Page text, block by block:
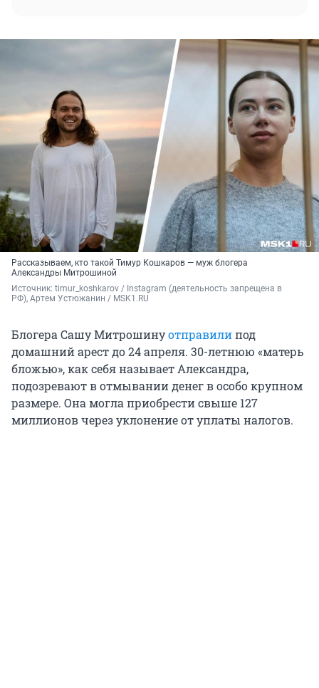
Рассказываем, кто такой Тимур Кошкаров — муж блогера
Александры Митрошиной
Источник: timur_koshkarov / Instagram (деятельность запрещена в
РФ), Артем Устюжанин / MSK1.RU
Блогера Сашу Митрошинуотправилипод
домашний арест до 24 апреля. 30-летнюю «матерь
бложью», как себя называет Александра,
подозревают в отмывании денег в особо крупном
размере. Она могла приобрести свыше 127
миллионов через уклонение от уплаты налогов.